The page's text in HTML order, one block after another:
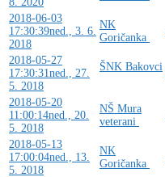
2018-06-03
17:30:39ned., 3. 6.
2018
NK
Goričanka
2018-05-27
17:30:31ned., 27.
5. 2018
ŠNK Bakovci
2018-05-20
11:00:14ned., 20.
5. 2018
NŠ Mura
veterani
2018-05-13
17:00:04ned., 13.
5. 2018
NK
Goričanka